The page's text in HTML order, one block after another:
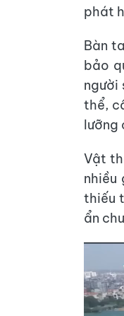
phát
Bàn
bảo
người
thể,
lưỡng
Vật
nhiều
thiếu
ẩn